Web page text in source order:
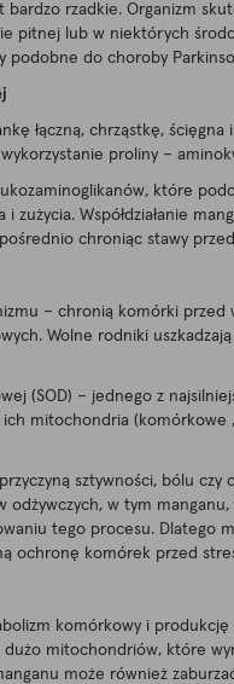
rzadkie. Organizm
pitnej lub w niektórych
podobne do choroby
łączną, chrząstkę,
proliny –
które
Współdziałanie
chroniąc stawy
– chronią komórki
Wolne rodniki
(SOD) – jednego z
mitochondria
sztywności, bólu
w tym
tego procesu. Dlatego
ochronę komórek przed
komórkowy i
mitochondriów, które
może również